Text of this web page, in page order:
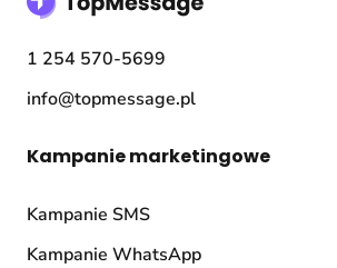
1 254 570-5699
info@topmessage.pl
Kampanie marketingowe
Kampanie SMS
Kampanie WhatsApp